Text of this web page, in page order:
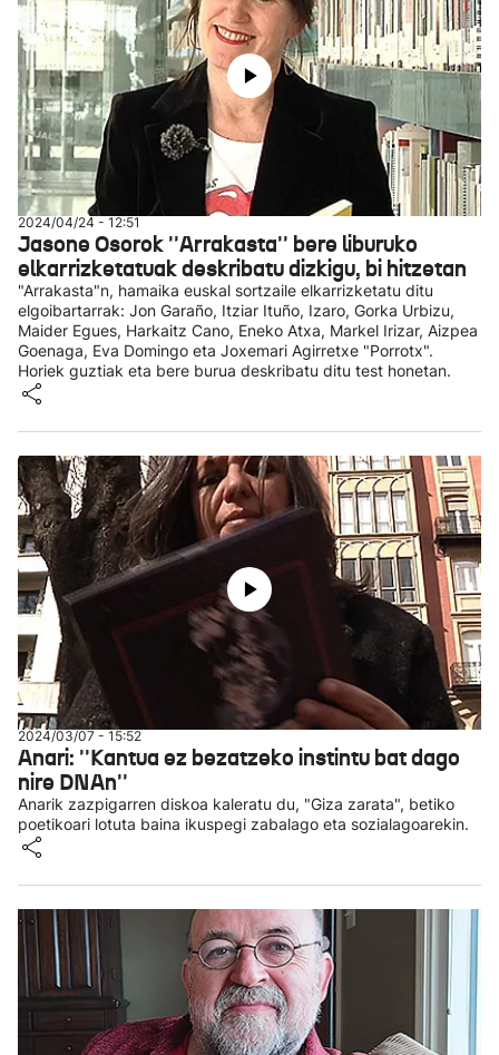
2024/04/24 - 12:51
Jasone Osorok ''Arrakasta'' bere liburuko
elkarrizketatuak deskribatu dizkigu, bi hitzetan
"Arrakasta"n, hamaika euskal sortzaile elkarrizketatu ditu
elgoibartarrak: Jon Garaño, Itziar Ituño, Izaro, Gorka Urbizu,
Maider Egues, Harkaitz Cano, Eneko Atxa, Markel Irizar, Aizpea
Goenaga, Eva Domingo eta Joxemari Agirretxe "Porrotx".
Horiek guztiak eta bere burua deskribatu ditu test honetan.
2024/03/07 - 15:52
Anari: ''Kantua ez bezatzeko instintu bat dago
nire DNAn''
Anarik zazpigarren diskoa kaleratu du, "Giza zarata", betiko
poetikoari lotuta baina ikuspegi zabalago eta sozialagoarekin.